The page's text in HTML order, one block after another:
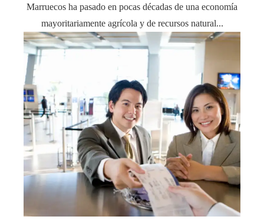
Marruecos ha pasado en pocas décadas de una economía
mayoritariamente agrícola y de recursos natural...